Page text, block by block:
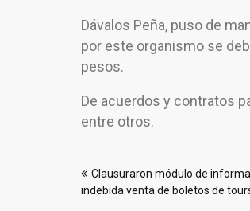
Dávalos Peña, puso de
por este organismo se
pesos.
De acuerdos y contratos
entre otros.
deClausuraron módulo de
indebida venta de boletos de